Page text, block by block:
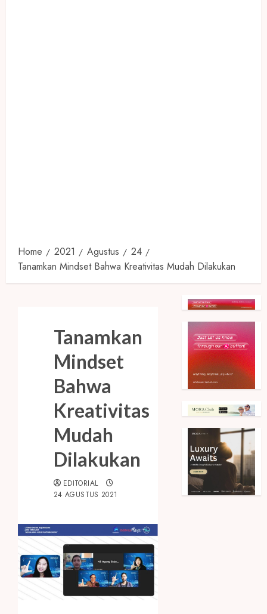
Home 2021 Agustus
24
Tanamkan Mindset Bahwa Kreativitas Mudah Dilakukan
Tanamkan
Mindset
Bahwa
Kreativitas
Mudah
Dilakukan
EDITORIAL
24 AGUSTUS 2021